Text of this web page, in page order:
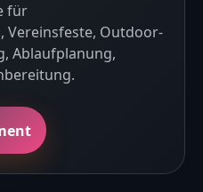
für
Vereinsfeste, Outdoor-
Ablaufplanung,